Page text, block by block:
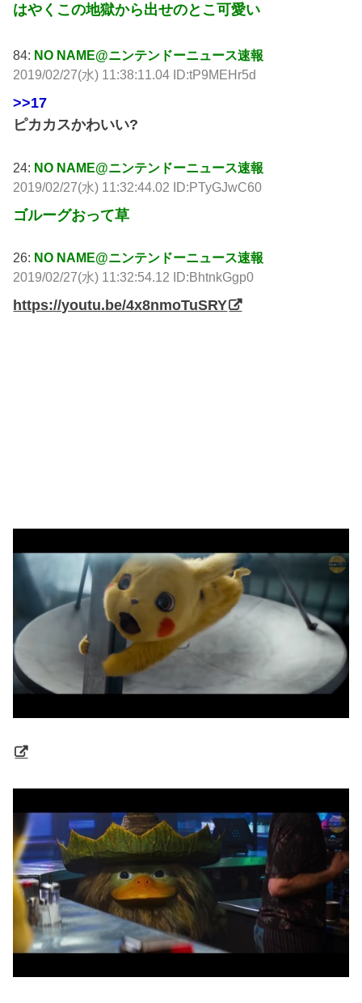
はやくこの地獄から出せのとこ可愛い
84: NO NAME@ニンテンドーニュース速報
2019/02/27(水) 11:38:11.04 ID:tP9MEHr5d
>>17
ピカカスかわいい?
24: NO NAME@ニンテンドーニュース速報
2019/02/27(水) 11:32:44.02 ID:PTyGJwC60
ゴルーグおって草
26: NO NAME@ニンテンドーニュース速報
2019/02/27(水) 11:32:54.12 ID:BhtnkGgp0
https://youtu.be/4x8nmoTuSRY